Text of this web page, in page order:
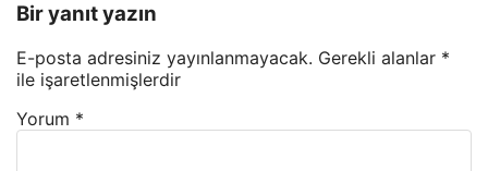
Bir yanıt yazın
E-posta adresiniz yayınlanmayacak. Gerekli alanlar *
ile işaretlenmişlerdir
Yorum *